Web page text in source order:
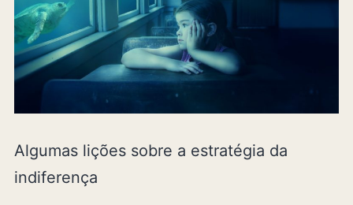
Algumas lições sobre a estratégia da
indiferença